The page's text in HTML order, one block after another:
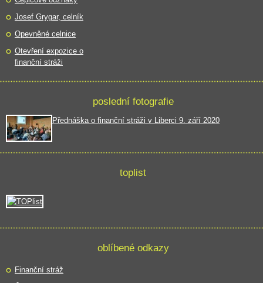
Josef Grygar, celník
Opevněné celnice
Otevření expozice o
finanční stráži
poslední fotografie
Přednáška o finanční stráži v Liberci 9. září 2020
toplist
oblíbené odkazy
Finanční stráž